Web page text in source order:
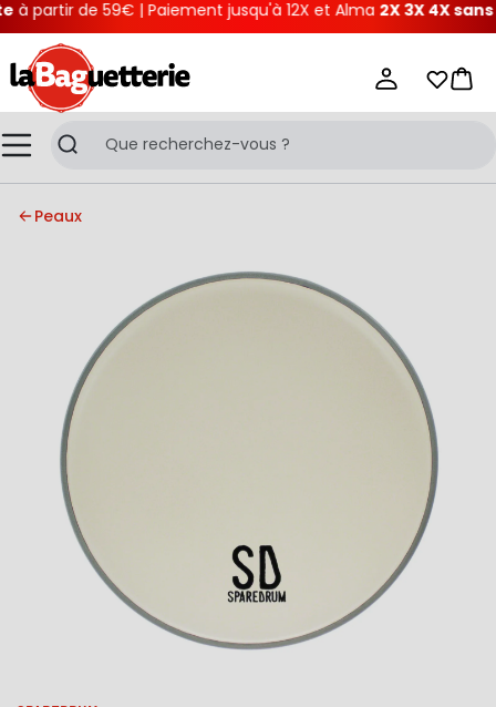
de 59€ | Paiement jusqu'à 12X et Alma2X 3X 4X sans
MenuRecherche
Mes
Peaux